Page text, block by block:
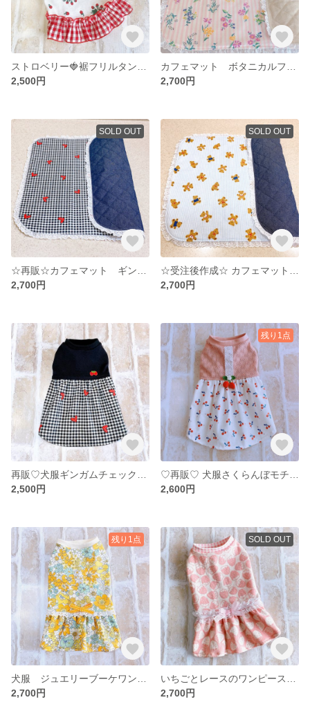
2,500円
2,700円
SOLD OUT
2,700円
SOLD OUT
2,700円
2,500円
残り1点
2,600円
残り1点
2,700円
SOLD OUT
2,700円